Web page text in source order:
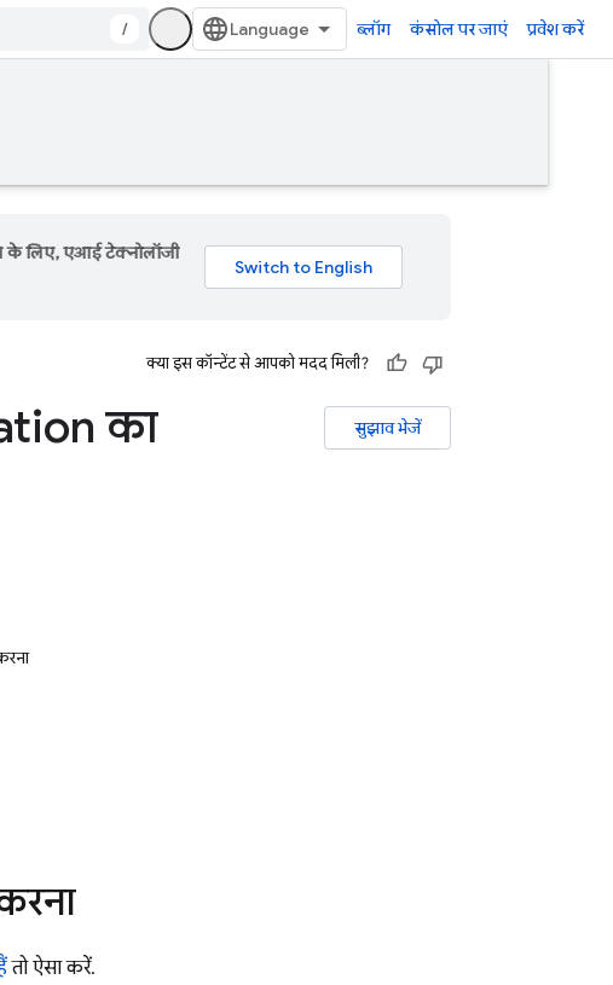
/ ब्लॉग कंसोल पर जाएं प्रवेश करें
के लिए, एआई टेक्नोलॉजी
क्या इस कॉन्टेंट से आपको मदद मिली?
सुझाव भेजें
का
, तो ऐसा करें.